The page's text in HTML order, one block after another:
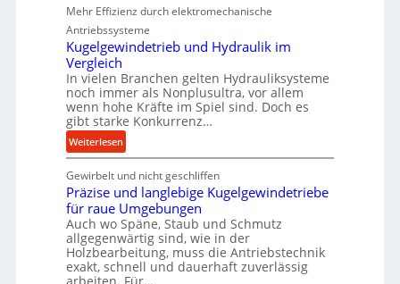
e
r
f
o
r
m
a
n
c
e
i
m
D
r
Mehr Effizienz durch elektromechanische
Antriebssysteme
Kugelgewindetrieb und Hydraulik im
Vergleich
In vielen Branchen gelten Hydrauliksysteme
noch immer als Nonplusultra, vor allem
wenn hohe Kräfte im Spiel sind. Doch es
gibt starke Konkurrenz…
Weiterlesen:
K
u
g
e
l
g
e
w
Gewirbelt und nicht geschliffen
Präzise und langlebige Kugelgewindetriebe
für raue Umgebungen
Auch wo Späne, Staub und Schmutz
allgegenwärtig sind, wie in der
Holzbearbeitung, muss die Antriebstechnik
exakt, schnell und dauerhaft zuverlässig